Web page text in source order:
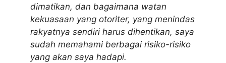
dimatikan, dan bagaimana watan
kekuasaan yang otoriter, yang menindas
rakyatnya sendiri harus dihentikan, saya
sudah memahami berbagai risiko-risiko
yang akan saya hadapi.